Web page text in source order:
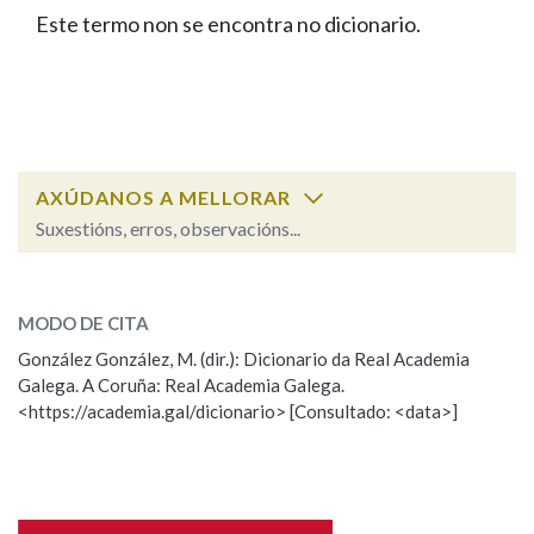
FIGURAS HOMENAXEADAS
PORTAL DAS PALABRAS
Facebook
TwitterYoutubeInstagram
Bluesky
BUSCAR NOS LEMAS
Remata por
BUSCAR NO CONTIDO
Nas definicións
Este termo non se encontra no dicionario.
AXÚDANOS A MELLORAR
Suxestións, erros, observacións...
Observación
Nome
MODO DE CITA
González González, M. (dir.): Dicionario da Real Academia
Galega. A Coruña: Real Academia Galega.
<https://academia.gal/dicionario> [Consultado: <data>]